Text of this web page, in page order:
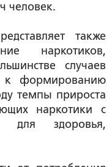
человек.
также
наркотиков,
случаев
к формированию
темпы прироста
наркотики с
для здоровья,